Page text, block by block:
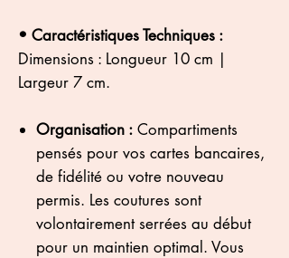
• Caractéristiques Techniques :
Dimensions : Longueur 10 cm |
Largeur 7 cm.
Organisation : Compartiments
pensés pour vos cartes bancaires,
de fidélité ou votre nouveau
permis. Les coutures sont
volontairement serrées au début
pour un maintien optimal. Vous